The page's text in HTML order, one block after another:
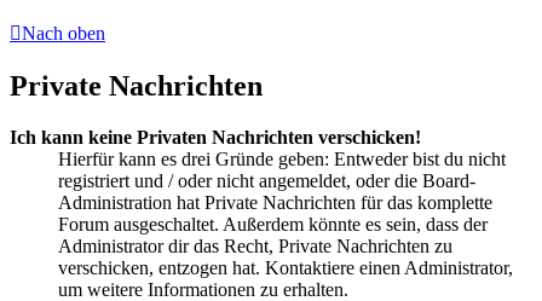
Nach oben
Private Nachrichten
Ich kann keine Privaten Nachrichten verschicken!
Hierfür kann es drei Gründe geben: Entweder bist du nicht
registriert und / oder nicht angemeldet, oder die Board-
Administration hat Private Nachrichten für das komplette
Forum ausgeschaltet. Außerdem könnte es sein, dass der
Administrator dir das Recht, Private Nachrichten zu
verschicken, entzogen hat. Kontaktiere einen Administrator,
um weitere Informationen zu erhalten.